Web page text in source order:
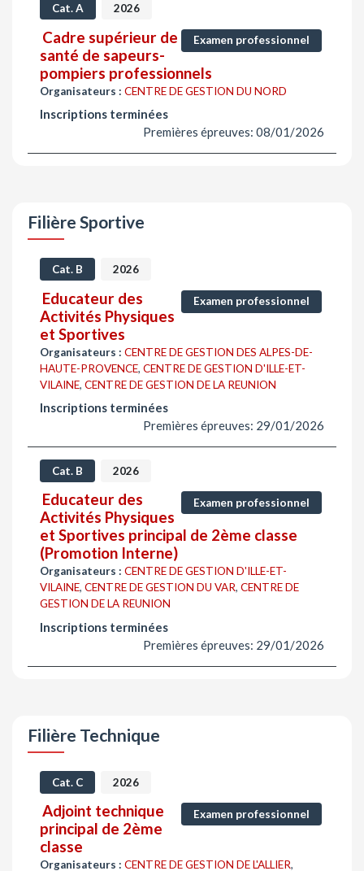
Cat. A 2026
Examen professionnel
Cadre supérieur de
santé de sapeurs-
pompiers professionnels
Organisateurs : CENTRE DE GESTION DU NORD
Inscriptions terminées
Premières épreuves: 08/01/2026
Filière Sportive
Cat. B 2026
Examen professionnel
Educateur des
Activités Physiques
et Sportives
Organisateurs : CENTRE DE GESTION DES ALPES-DE-
HAUTE-PROVENCE, CENTRE DE GESTION D'ILLE-ET-
VILAINE, CENTRE DE GESTION DE LA REUNION
Inscriptions terminées
Premières épreuves: 29/01/2026
Cat. B 2026
Examen professionnel
Educateur des
Activités Physiques
et Sportives principal de 2ème classe
(Promotion Interne)
Organisateurs : CENTRE DE GESTION D'ILLE-ET-
VILAINE, CENTRE DE GESTION DU VAR, CENTRE DE
GESTION DE LA REUNION
Inscriptions terminées
Premières épreuves: 29/01/2026
Filière Technique
Cat. C 2026
Examen professionnel
Adjoint technique
principal de 2ème
classe
Organisateurs : CENTRE DE GESTION DE L'ALLIER,